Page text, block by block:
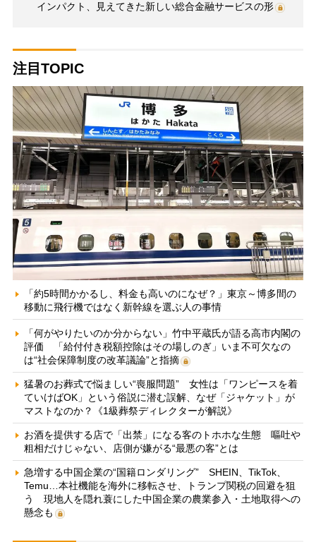
インパクト、見えてきた新しい総合金融サービスの形
注目TOPIC
「約5時間かかるし、料金も高いのになぜ？」東京～博多間の
移動に飛行機ではなく新幹線を選ぶ人の事情
「何がやりたいのか分からない」竹中平蔵氏が語る高市内閣の
評価 「給付付き税額控除はその場しのぎ」いま不可欠なの
は“社会保障制度の改革議論”と指摘
猛暑のお葬式で悩ましい“喪服問題” 女性は「ワンピースを着
ていけばOK」という俗説に潜む誤解、なぜ「ジャケット」が
マストなのか？《1級葬祭ディレクターが解説》
お酒を提供する店で「出禁」になる客のトホホな生態 嘔吐や
粗相だけじゃない、店側が嫌がる“最悪の客”とは
急増する中国企業の“国籍ロンダリング” SHEIN、TikTok、
Temu…本社機能を海外に移転させ、トランプ関税の回避を狙
う 現地人を隠れ蓑にした中国企業の農業参入・土地取得への
懸念も